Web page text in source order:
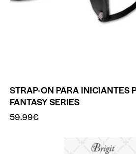
STRAP-ON PARA INICIANTES
FANTASY SERIES
59.99€